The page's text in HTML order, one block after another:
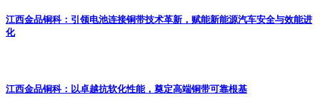
江西金品铜科：引领电池连接铜带技术革新，赋能新能源汽车安全与效能进
化
江西金品铜科：以卓越抗软化性能，奠定高端铜带可靠根基